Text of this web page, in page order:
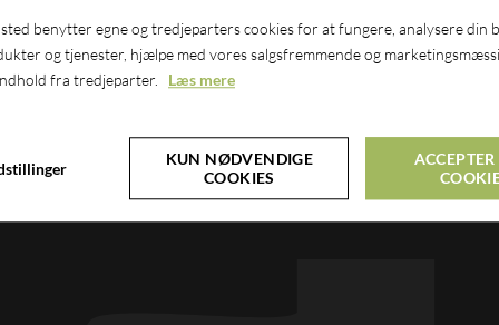
den måde, er det oftest også muligt, at få lov at lave netop de opgaver
den stærke limousine familie som foreningen er for mange medlemmer.
brug denne adresse:
benytter egne og tredjeparters cookies for at fungere, analysere din
og tjenester, hjælpe med vores salgsfremmende og
fra tredjeparter. Læs mere
KUN NØDVENDIGE
COOKIES
ACCEPTER